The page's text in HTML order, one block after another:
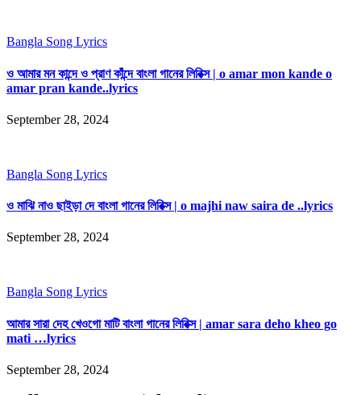
Bangla Song Lyrics
ও আমার মন কান্দে ও প্রাণ কাঁন্দে বাংলা গানের লিরিক্স | o amar mon kande o
amar pran kande..lyrics
September 28, 2024
Bangla Song Lyrics
ও মাঝি নাও ছাইড়া দে বাংলা গানের লিরিক্স | o majhi naw saira de ..lyrics
September 28, 2024
Bangla Song Lyrics
আমার সারা দেহ খেওগো মাটি বাংলা গানের লিরিক্স | amar sara deho kheo go
mati …lyrics
September 28, 2024